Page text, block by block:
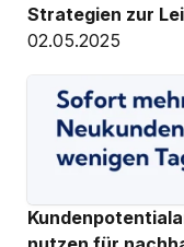
Strategien zur
02.05.2025